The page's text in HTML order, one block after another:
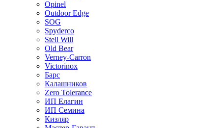
Opinel
Outdoor Edge
SOG
Spyderco
Stell Will
Old Bear
Verney-Carron
Victorinox
Барс
Калашников
Zero Tolerance
ИП Елагин
ИП Семина
Кизляр